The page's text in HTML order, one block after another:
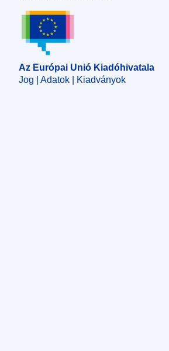
Az Európai Unió Kiadóhivatala
Az Európai Unió Kiadóhivatala
Jog | Adatok | Kiadványok